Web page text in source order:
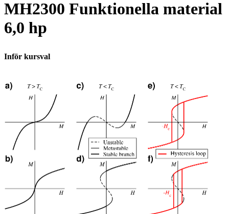
MH2300 Funktionella material
6,0 hp
Inför kursval